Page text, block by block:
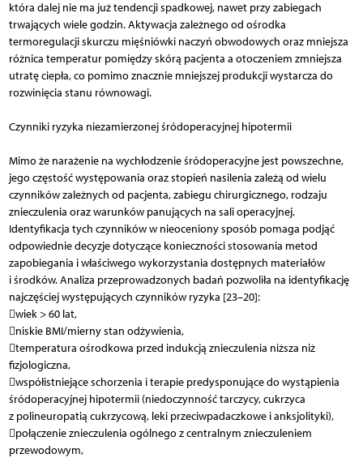
która dalej nie ma już tendencji spadkowej, nawet przy zabiegach
trwających wiele godzin. Aktywacja zależnego od ośrodka
termoregulacji skurczu mięśniówki naczyń obwodowych oraz mniejsza
różnica temperatur pomiędzy skórą pacjenta a otoczeniem zmniejsza
utratę ciepła, co pomimo znacznie mniejszej produkcji wystarcza do
rozwinięcia stanu równowagi.
Czynniki ryzyka niezamierzonej śródoperacyjnej hipotermii
Mimo że narażenie na wychłodzenie śródoperacyjne jest powszechne,
jego częstość występowania oraz stopień nasilenia zależą od wielu
czynników zależnych od pacjenta, zabiegu chirurgicznego, rodzaju
znieczulenia oraz warunków panujących na sali operacyjnej.
Identyfikacja tych czynników w nieoceniony sposób pomaga podjąć
odpowiednie decyzje dotyczące konieczności stosowania metod
zapobiegania i właściwego wykorzystania dostępnych materiałów
i środków. Analiza przeprowadzonych badań pozwoliła na identyfikację
najczęściej występujących czynników ryzyka [23–20]:
wiek > 60 lat,
niskie BMI/mierny stan odżywienia,
temperatura ośrodkowa przed indukcją znieczulenia niższa niż
fizjologiczna,
współistniejące schorzenia i terapie predysponujące do wystąpienia
śródoperacyjnej hipotermii (niedoczynność tarczycy, cukrzyca
z polineuropatią cukrzycową, leki przeciwpadaczkowe i anksjo­lityki),
połączenie znieczulenia ogólnego z centralnym znieczuleniem
przewodowym,